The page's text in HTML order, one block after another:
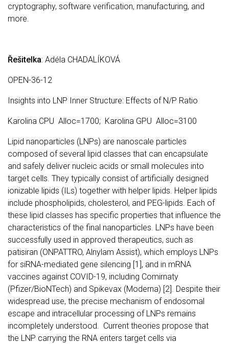
cryptography, software verification, manufacturing, and
more.
Řešitelka: Adéla CHADALÍKOVÁ
OPEN-36-12
Insights into LNP Inner Structure: Effects of N/P Ratio
Karolina CPU Alloc=1700; Karolina GPU Alloc=3100
Lipid nanoparticles (LNPs) are nanoscale particles
composed of several lipid classes that can encapsulate
and safely deliver nucleic acids or small molecules into
target cells. They typically consist of artificially designed
ionizable lipids (ILs) together with helper lipids. Helper lipids
include phospholipids, cholesterol, and PEG-lipids. Each of
these lipid classes has specific properties that influence the
characteristics of the final nanoparticles. LNPs have been
successfully used in approved therapeutics, such as
patisiran (ONPATTRO, Alnylam Assist), which employs LNPs
for siRNA-mediated gene silencing [1], and in mRNA
vaccines against COVID-19, including Comirnaty
(Pfizer/BioNTech) and Spikevax (Moderna) [2]. Despite their
widespread use, the precise mechanism of endosomal
escape and intracellular processing of LNPs remains
incompletely understood. Current theories propose that
the LNP carrying the RNA enters target cells via